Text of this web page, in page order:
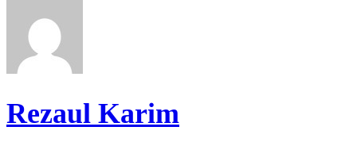
Rezaul Karim